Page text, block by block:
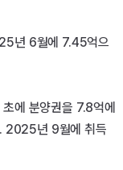
년 6월에 7.45억으
에 분양권을 7.8억에
2025년 9월에 취득